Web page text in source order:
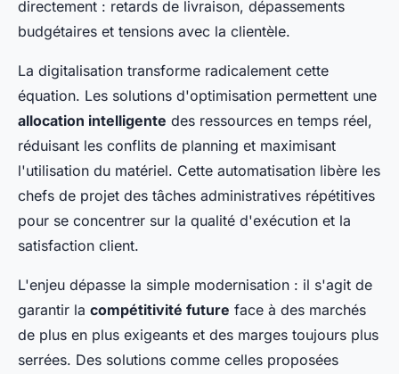
directement : retards de livraison, dépassements
budgétaires et tensions avec la clientèle.
La digitalisation transforme radicalement cette
équation. Les solutions d'optimisation permettent une
allocation intelligente des ressources en temps réel,
réduisant les conflits de planning et maximisant
l'utilisation du matériel. Cette automatisation libère les
chefs de projet des tâches administratives répétitives
pour se concentrer sur la qualité d'exécution et la
satisfaction client.
L'enjeu dépasse la simple modernisation : il s'agit de
garantir la compétitivité future face à des marchés
de plus en plus exigeants et des marges toujours plus
serrées. Des solutions comme celles proposées